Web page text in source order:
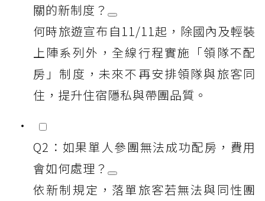
關的新制度？
何時旅遊宣布自11/11起，除國內及輕裝
上陣系列外，全線行程實施「領隊不配
房」制度，未來不再安排領隊與旅客同
住，提升住宿隱私與帶團品質。
Q2：如果單人參團無法成功配房，費用
會如何處理？
依新制規定，落單旅客若無法與同性團